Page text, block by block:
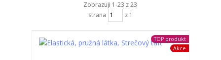
Zobrazuji 1-23 z 23
strana
z 1
TOP produkt
Akce